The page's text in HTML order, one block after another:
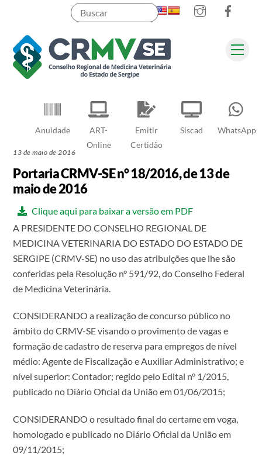
content
Instagram
Anuidade
ART-
Online
Emitir
Certidão
Siscad WhatsApp
13 de maio de 2016
Portaria CRMV-SE n° 18/2016, de 13 de
maio de 2016
Clique aqui para baixar a versão em PDF
A PRESIDENTE DO CONSELHO REGIONAL DE
MEDICINA VETERINARIA DO ESTADO DO ESTADO DE
SERGIPE (CRMV-SE) no uso das atribuições que lhe são
conferidas pela Resolução n° 591/92, do Conselho Federal
de Medicina Veterinária.
CONSIDERANDO a realização de concurso público no
âmbito do CRMV-SE visando o provimento de vagas e
formação de cadastro de reserva para empregos de nível
médio: Agente de Fiscalização e Auxiliar Administrativo; e
nível superior: Contador; regido pelo Edital n° 1/2015,
publicado no Diário Oficial da União em 01/06/2015;
CONSIDERANDO o resultado final do certame em voga,
homologado e publicado no Diário Oficial da União em
09/11/2015;